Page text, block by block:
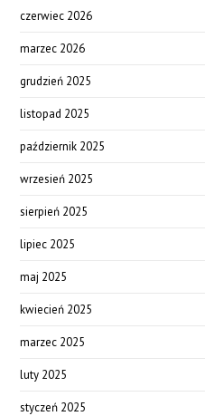
czerwiec 2026
marzec 2026
grudzień 2025
listopad 2025
październik 2025
wrzesień 2025
sierpień 2025
lipiec 2025
maj 2025
kwiecień 2025
marzec 2025
luty 2025
styczeń 2025